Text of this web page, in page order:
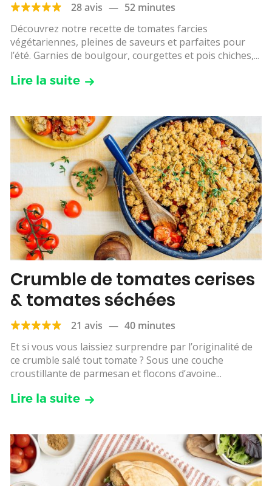
28 avis — 52 minutes
Découvrez notre recette de tomates farcies
végétariennes, pleines de saveurs et parfaites pour
l’été. Garnies de boulgour, courgettes et pois chiches,...
Lire la suite
Crumble de tomates cerises
& tomates séchées
21 avis — 40 minutes
Et si vous vous laissiez surprendre par l’originalité de
ce crumble salé tout tomate ? Sous une couche
croustillante de parmesan et flocons d’avoine...
Lire la suite